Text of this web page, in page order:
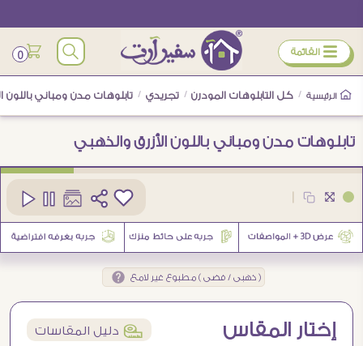
ÿ القائمة 0
الرئيسية / كل التابلوهات المودرن / تجريدي / تابلوهات مدن ومباني باللون
تابلوهات مدن ومباني باللون الأزرق والذهبي
( ذهبى / فضى ) مطبوع غير لامع
إختار المقاس í دليل المقاسات